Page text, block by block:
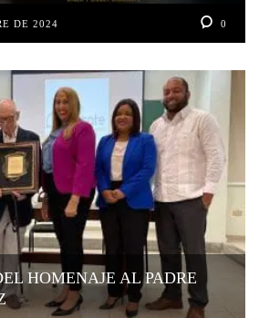
DE 2024 0
HOMENAJE AL PADRE